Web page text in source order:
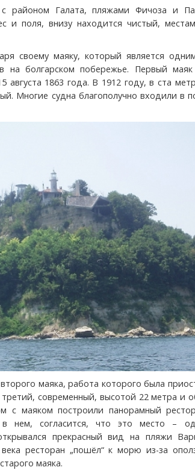
районом Галата, пляжами Фичоза и
и поля, внизу находится чистый,
своему маяку, который является
на болгарском побережье. Первый
августа 1863 года. В 1912 году, в ста
Многие судна благополучно входили в
маяка, работа которого была
третий, современный, высотой 22 метра и
с маяком построили панорамный
нем, согласится, что это место –
прекрасный вид на пляжи
ресторан „пошёл“ к морю из-за
маяка.